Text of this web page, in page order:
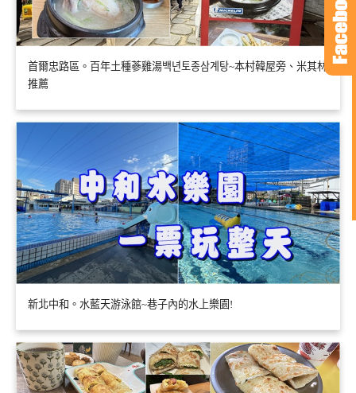
首爾忠路區。百年土種蔘雞湯백년토종삼계탕~本村韓屋旁、米其林
推薦
新北中和。水藍天游泳館~巷子內的水上樂園!